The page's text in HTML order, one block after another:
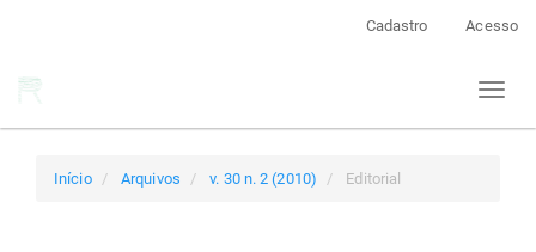
Cadastro Acesso
Toggle
Início Arquivos v. 30 n. 2 (2010) Editorial